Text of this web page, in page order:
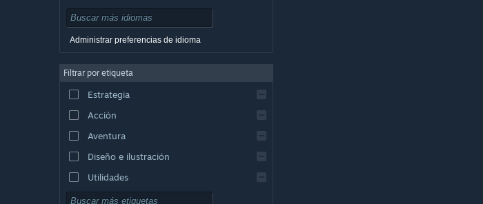
Administrar preferencias de idioma
Filtrar por etiqueta
Estrategia
Acción
Aventura
Diseño e ilustración
Utilidades
Free to Play